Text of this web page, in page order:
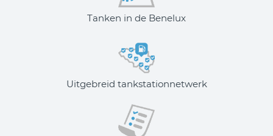
Tanken in de Benelux​
Uitgebreid tankstationnetwerk